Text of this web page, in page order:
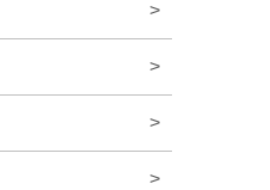
>
>
>
>